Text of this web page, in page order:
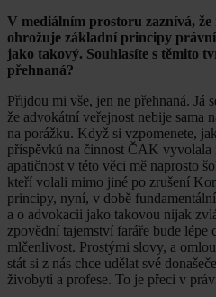
V mediálním prostoru zaznívá, že
ohrožuje základní principy
jako takový. Souhlasíte s těmito
přehnaná?
Přijdou mi vše, jen ne přehnaná. Já
že advokátní veřejnost nebije sama
na porážku. Když si vzpomenete,
příspěvků na činnost ČAK vyvolala
apatičnost v této věci mě naprosto
kteří volali mimo jiné po zrušení
principy, nyní, v době
a o advokacii jako takovou nijak
zpovědní tajemství faráře bude lépe
mlčenlivost. Prostými slovy, a
stát si z nás chce udělat své
živobytí a profese. To je přeci v